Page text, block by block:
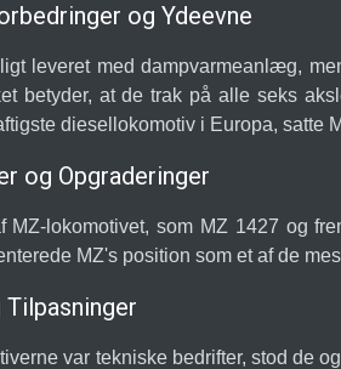
og Ydeevne
leveret med dampvarmeanlæg,
betyder, at de trak på alle seks
diesellokomotiv i Europa, satte
og Opgraderinger
MZ-lokomotivet, som MZ 1427 og
MZ's position som et af de
var tekniske bedrifter, stod de